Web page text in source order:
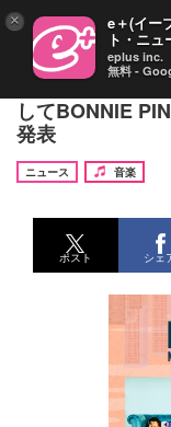
『RHYTHM
してBONNIE
発表
ニュース
音楽
ポスト シェ
× e＋(イー
ト・ニ
eplus inc.
無料 -